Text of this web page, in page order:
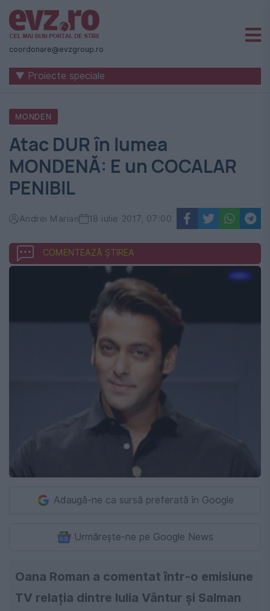
Știri
naționale
internaționale
România
-
Evenimentul
Zilei
coordonare@evzgroup.ro
▼ Proiecte speciale
MONDEN
Atac DUR în lumea
MONDENĂ: E un COCALAR
PENIBIL
Andrei Marian 18 iulie 2017, 07:00
COMENTEAZĂ ȘTIREA
Adaugă-ne ca sursă preferată în Google
Urmărește-ne pe Google News
Oana Roman a comentat într-o emisiune
TV relația dintre Iulia Vântur și Salman